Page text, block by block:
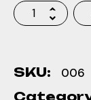
SKU: 006